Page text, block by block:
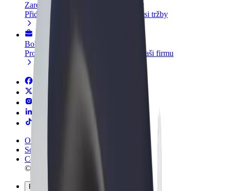
Zaregistrujte se jako flotilový partner
Přidejte svou flotilu k Boltu a zvyšte si tržby
Bolt for Business
Produkty a služby Boltu přesně pro vaši firmu
Obchodní podmínky
Soukromí
Cookies
© 2026 Bolt Technology OÜ
Produkty